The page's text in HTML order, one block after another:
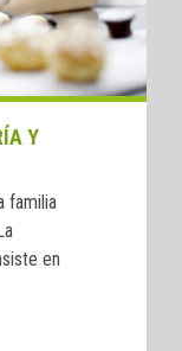
Y
familia
en